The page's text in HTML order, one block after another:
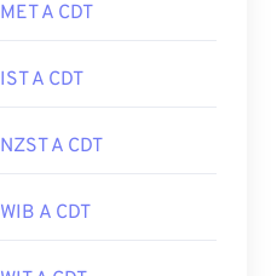
MET A CDT
IST A CDT
NZST A CDT
WIB A CDT